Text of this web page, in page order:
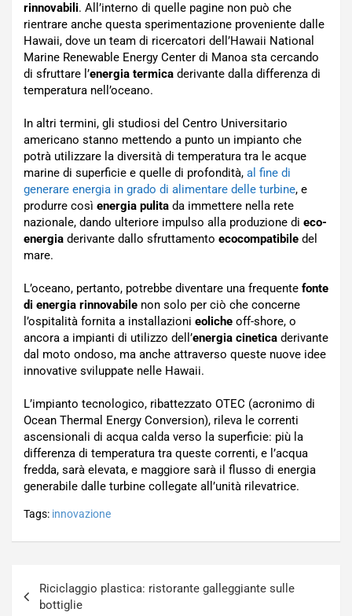
rinnovabili. All’interno di quelle pagine non può che
rientrare anche questa sperimentazione proveniente dalle
Hawaii, dove un team di ricercatori dell’Hawaii National
Marine Renewable Energy Center di Manoa sta cercando
di sfruttare l’energia termica derivante dalla differenza di
temperatura nell’oceano.
In altri termini, gli studiosi del Centro Universitario
americano stanno mettendo a punto un impianto che
potrà utilizzare la diversità di temperatura tra le acque
marine di superficie e quelle di profondità, al fine di
generare energia in grado di alimentare delle turbine, e
produrre così energia pulita da immettere nella rete
nazionale, dando ulteriore impulso alla produzione di eco-
energia derivante dallo sfruttamento ecocompatibile del
mare.
L’oceano, pertanto, potrebbe diventare una frequente fonte
di energia rinnovabile non solo per ciò che concerne
l’ospitalità fornita a installazioni eoliche off-shore, o
ancora a impianti di utilizzo dell’energia cinetica derivante
dal moto ondoso, ma anche attraverso queste nuove idee
innovative sviluppate nelle Hawaii.
L’impianto tecnologico, ribattezzato OTEC (acronimo di
Ocean Thermal Energy Conversion), rileva le correnti
ascensionali di acqua calda verso la superficie: più la
differenza di temperatura tra queste correnti, e l’acqua
fredda, sarà elevata, e maggiore sarà il flusso di energia
generabile dalle turbine collegate all’unità rilevatrice.
Tags: innovazione
articoli
Riciclaggio plastica: ristorante galleggiante sulle
bottiglie